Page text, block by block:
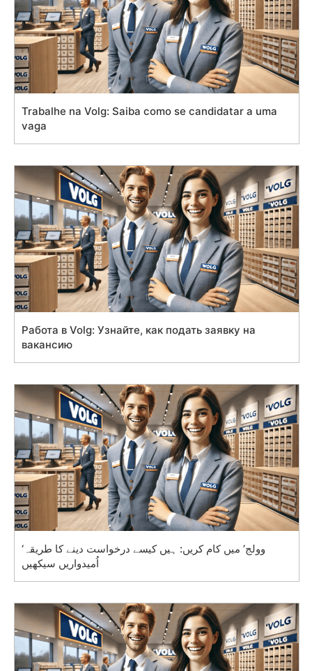
Trabalhe na Volg: Saiba como se candidatar a uma
vaga
Работа в Volg: Узнайте, как подать заявку на
вакансию
‘وولج’ میں کام کریں: ہیں کیسے درخواست دینے کا طریقہ
اُمیدواریں سیکھیں